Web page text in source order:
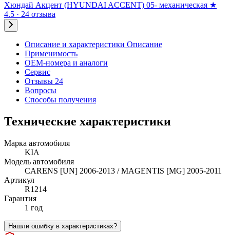
Хюндай Акцент (HYUNDAI ACCENT) 05- механическая ★
4.5 · 24 отзыва
Описание и характеристики Описание
Применимость
OEM-номера и аналоги
Сервис
Отзывы 24
Вопросы
Способы получения
Технические характеристики
Марка автомобиля
KIA
Модель автомобиля
CARENS [UN] 2006-2013 / MAGENTIS [MG] 2005-2011
Артикул
R1214
Гарантия
1 год
Нашли ошибку в характеристиках?